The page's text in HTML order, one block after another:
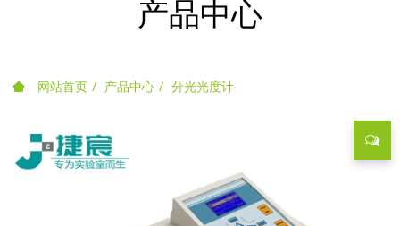
产品中心
网站首页 产品中心 分光光度计